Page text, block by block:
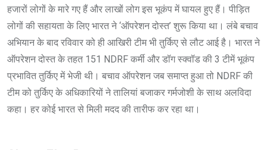
हजारों लोगों के मारे गए हैं और लाखों लोग इस भूकंप में घायल हुए हैं। पीड़ित
लोगों की सहायता के लिए भारत ने ‘ऑपरेशन दोस्त’ शुरू किया था। लंबे बचाव
अभियान के बाद रविवार को ही आखिरी टीम भी तुर्किए से लौट आई है। भारत ने
ऑपरेशन दोस्त के तहत 151 NDRF कर्मी और डॉग स्क्वॉड की 3 टीमें भूकंप
प्रभावित तुर्किए में भेजी थी। बचाव ऑपरेशन जब समाप्त हुआ तो NDRF की
टीम को तुर्किए के अधिकारियों ने तालियां बजाकर गर्मजोशी के साथ अलविदा
कहा। हर कोई भारत से मिली मदद की तारीफ कर रहा था।